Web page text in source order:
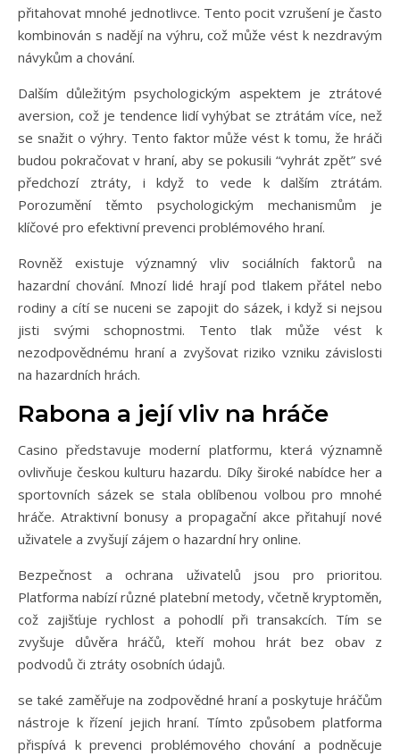
přitahovat mnohé jednotlivce. Tento pocit vzrušení je často
kombinován s nadějí na výhru, což může vést k nezdravým
návykům a chování.
Dalším důležitým psychologickým aspektem je ztrátové
aversion, což je tendence lidí vyhýbat se ztrátám více, než
se snažit o výhry. Tento faktor může vést k tomu, že hráči
budou pokračovat v hraní, aby se pokusili “vyhrát zpět” své
předchozí ztráty, i když to vede k dalším ztrátám.
Porozumění těmto psychologickým mechanismům je
klíčové pro efektivní prevenci problémového hraní.
Rovněž existuje významný vliv sociálních faktorů na
hazardní chování. Mnozí lidé hrají pod tlakem přátel nebo
rodiny a cítí se nuceni se zapojit do sázek, i když si nejsou
jisti svými schopnostmi. Tento tlak může vést k
nezodpovědnému hraní a zvyšovat riziko vzniku závislosti
na hazardních hrách.
Rabona a její vliv na hráče
Casino představuje moderní platformu, která významně
ovlivňuje českou kulturu hazardu. Díky široké nabídce her a
sportovních sázek se stala oblíbenou volbou pro mnohé
hráče. Atraktivní bonusy a propagační akce přitahují nové
uživatele a zvyšují zájem o hazardní hry online.
Bezpečnost a ochrana uživatelů jsou pro prioritou.
Platforma nabízí různé platební metody, včetně kryptoměn,
což zajišťuje rychlost a pohodlí při transakcích. Tím se
zvyšuje důvěra hráčů, kteří mohou hrát bez obav z
podvodů či ztráty osobních údajů.
se také zaměřuje na zodpovědné hraní a poskytuje hráčům
nástroje k řízení jejich hraní. Tímto způsobem platforma
přispívá k prevenci problémového chování a podněcuje